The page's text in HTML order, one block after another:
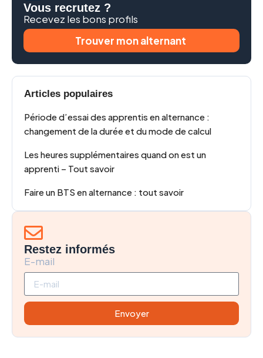
Vous recrutez ?
Recevez les bons profils
Trouver mon alternant
Articles populaires
Période d’essai des apprentis en alternance :
changement de la durée et du mode de calcul
Les heures supplémentaires quand on est un
apprenti – Tout savoir
Faire un BTS en alternance : tout savoir
Restez informés
E-mail
Envoyer